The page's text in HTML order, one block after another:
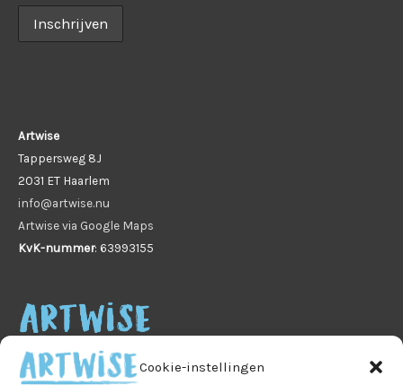
Cookie-instellingen
Artwise
Tappersweg 8J
2031 ET Haarlem
info@artwise.nu
Artwise via Google Maps
KvK-nummer: 63993155